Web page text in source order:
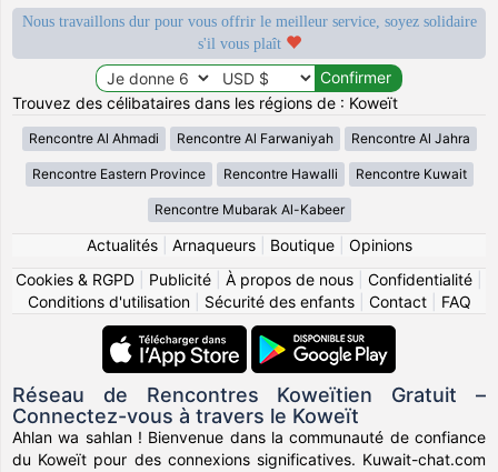
Nous travaillons dur pour vous offrir le meilleur service, soyez solidaire
s'il vous plaît
Trouvez des célibataires dans les régions de : Koweït
Rencontre Al Ahmadi Rencontre Al Farwaniyah Rencontre Al Jahra
Rencontre Eastern Province Rencontre Hawalli Rencontre Kuwait
Rencontre Mubarak Al-Kabeer
Actualités| Arnaqueurs| Boutique| Opinions
Cookies & RGPD
Publicité À propos de nous Confidentialité
Conditions d'utilisation| Sécurité des enfants| Contact| FAQ
Réseau de Rencontres Koweïtien Gratuit –
Connectez-vous à travers le Koweït
Ahlan wa sahlan ! Bienvenue dans la communauté de confiance
du Koweït pour des connexions significatives. Kuwait-chat.com